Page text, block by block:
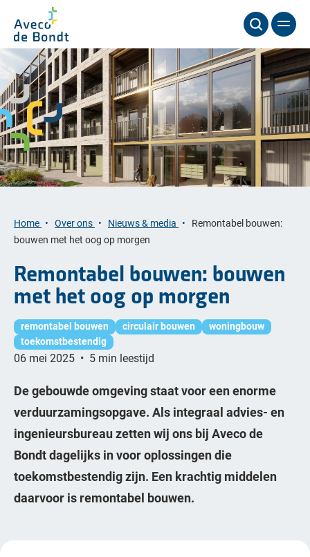
Home Over ons Nieuws & media
Remontabel bouwen:
bouwen met het oog op morgen
Remontabel bouwen: bouwen
met het oog op morgen
remontabel bouwen circulair bouwen
woningbouw
toekomstbestendig
06 mei 2025 • 5 min leestijd
De gebouwde omgeving staat voor een enorme
verduurzamingsopgave. Als integraal advies- en
ingenieursbureau zetten wij ons bij Aveco de
Bondt dagelijks in voor oplossingen die
toekomstbestendig zijn. Een krachtig middelen
daarvoor is remontabel bouwen.